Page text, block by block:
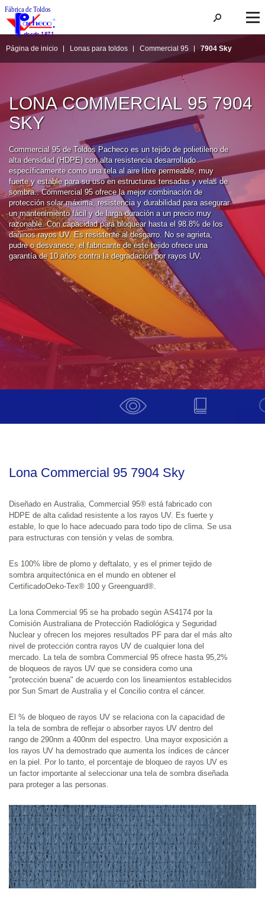
Página de inicio Lonas para toldos Commercial 95 7904 Sky
LONA COMMERCIAL 95 7904
SKY
Commercial 95 de Toldos Pacheco es un tejido de polietileno de
alta densidad (HDPE) con alta resistencia desarrollado
específicamente como una tela al aire libre permeable, muy
fuerte y estable para su uso en estructuras tensadas y velas de
sombra.. Commercial 95 ofrece la mejor combinación de
protección solar máxima, resistencia y durabilidad para asegurar
un mantenimiento fácil y de larga duración a un precio muy
razonable. Con capacidad para bloquear hasta el 98.8% de los
dañinos rayos UV. Es resistente al desgarro. No se agrieta,
pudre o desvanece, el fabricante de este tejido ofrece una
garantía de 10 años contra la degradación por rayos UV.
Lona Commercial 95 7904 Sky
Diseñado en Australia, Commercial 95® está fabricado con
HDPE de alta calidad resistente a los rayos UV. Es fuerte y
estable, lo que lo hace adecuado para todo tipo de clima. Se usa
para estructuras con tensión y velas de sombra.
Es 100% libre de plomo y deftalato, y es el primer tejido de
sombra arquitectónica en el mundo en obtener el
CertificadoOeko-Tex® 100 y Greenguard®.
La lona Commercial 95 se ha probado según AS4174 por la
Comisión Australiana de Protección Radiológica y Seguridad
Nuclear y ofrecen los mejores resultados PF para dar el más alto
nivel de protección contra rayos UV de cualquier lona del
mercado. La tela de sombra Commercial 95 ofrece hasta 95,2%
de bloqueos de rayos UV que se considera como una
"protección buena" de acuerdo con los lineamientos establecidos
por Sun Smart de Australia y el Concilio contra el cáncer.
El % de bloqueo de rayos UV se relaciona con la capacidad de
la tela de sombra de reflejar o absorber rayos UV dentro del
rango de 290nm a 400nm del espectro. Una mayor exposición a
los rayos UV ha demostrado que aumenta los índices de cáncer
en la piel. Por lo tanto, el porcentaje de bloqueo de rayos UV es
un factor importante al seleccionar una tela de sombra diseñada
para proteger a las personas.